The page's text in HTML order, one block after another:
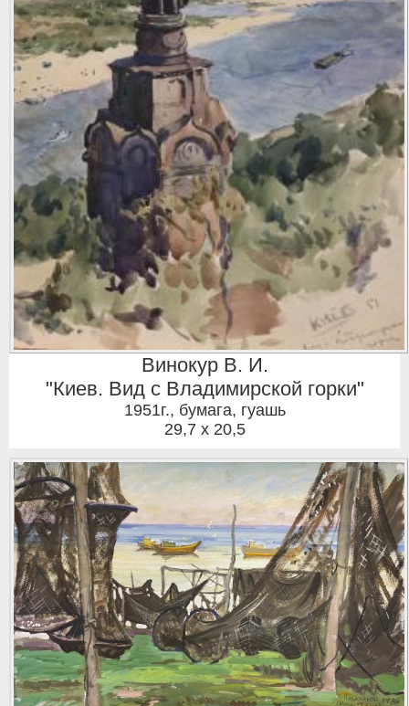
Винокур В. И.
"Киев. Вид с Владимирской горки"
1951г., бумага, гуашь
29,7 x 20,5